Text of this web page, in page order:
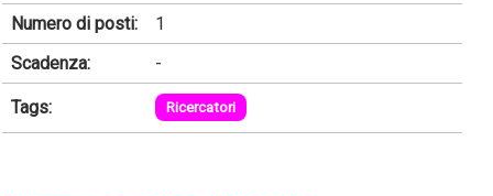
Numero di posti:
1
Scadenza:
-
Tags: Ricercatori